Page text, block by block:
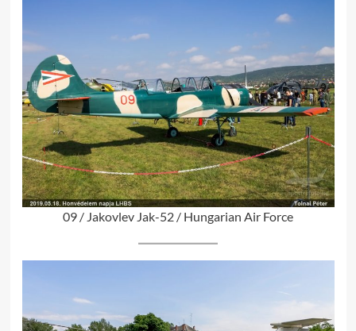
09 / Jakovlev Jak-52 / Hungarian Air Force